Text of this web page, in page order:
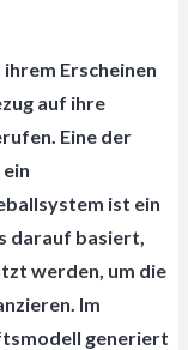
Erscheinen
auf ihre
Eine der
ist ein
darauf basiert,
werden, um die
Im
generiert